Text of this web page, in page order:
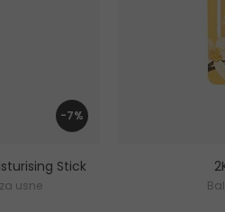
-7%
Stick
usne